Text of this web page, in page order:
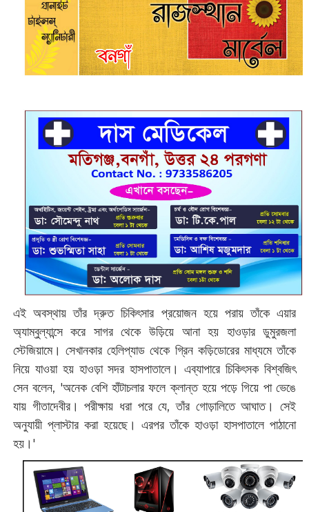
এই অবস্থায় তাঁর দ্রুত চিকিৎসার প্রয়োজন হয়ে পরায় তাঁকে এয়ার
অ্যাম্বুল্যান্সে করে সাগর থেকে উড়িয়ে আনা হয় হাওড়ার ডুমুরজলা
স্টেজিয়ামে। সেখানকার হেলিপ্যাড থেকে গ্রিন কড়িডোরের মাধ্যমে তাঁকে
নিয়ে যাওয়া হয় হাওড়া সদর হাসপাতালে। এব্যাপারে চিকিৎসক বিশ্বজিৎ
সেন বলেন, 'অনেক বেশি হাঁটাচলার ফলে ক্লান্ত হয়ে পড়ে গিয়ে পা ভেঙে
যায় গীতাদেবীর। পরীক্ষায় ধরা পরে যে, তাঁর গোড়ালিতে আঘাত। সেই
অনুযায়ী প্লাস্টার করা হয়েছে। এরপর তাঁকে হাওড়া হাসপাতালে পাঠানো
হয়।'